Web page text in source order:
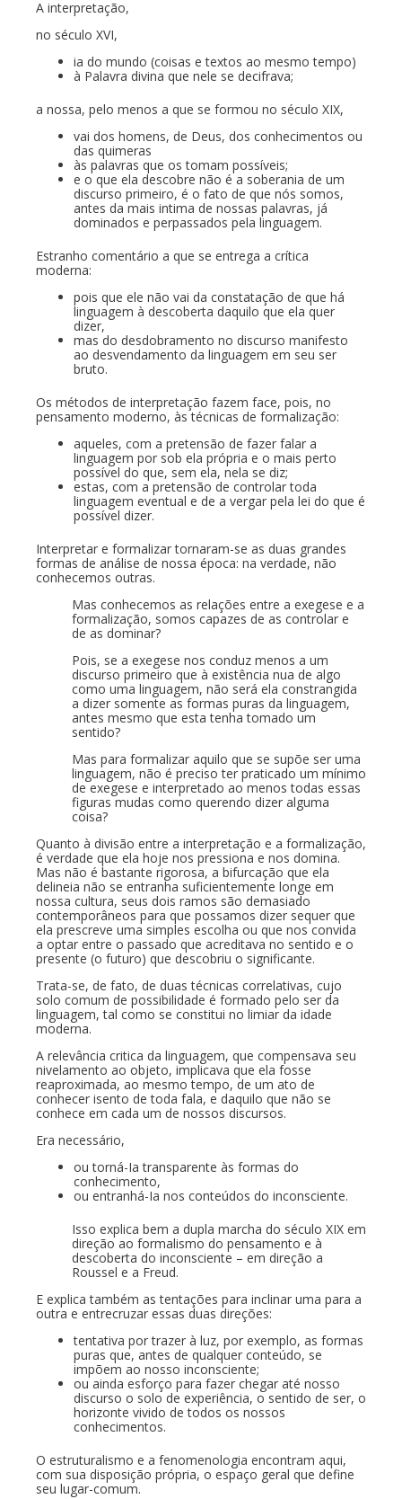
A interpretação,
no século XVI,
ia do mundo (coisas e textos ao mesmo tempo)
à Palavra divina que nele se decifrava;
a nossa, pelo menos a que se formou no século XIX,
vai dos homens, de Deus, dos conhecimentos ou
das quimeras
às palavras que os tomam possíveis;
e o que ela descobre não é a soberania de um
discurso primeiro, é o fato de que nós somos,
antes da mais intima de nossas palavras, já
dominados e perpassados pela linguagem.
Estranho comentário a que se entrega a crítica
moderna:
pois que ele não vai da constatação de que há
linguagem à descoberta daquilo que ela quer
dizer,
mas do desdobramento no discurso manifesto
ao desvendamento da linguagem em seu ser
bruto.
Os métodos de interpretação fazem face, pois, no
pensamento moderno, às técnicas de formalização:
aqueles, com a pretensão de fazer falar a
linguagem por sob ela própria e o mais perto
possível do que, sem ela, nela se diz;
estas, com a pretensão de controlar toda
linguagem eventual e de a vergar pela lei do que é
possível dizer.
Interpretar e formalizar tornaram-se as duas grandes
formas de análise de nossa época: na verdade, não
conhecemos outras.
Mas conhecemos as relações entre a exegese e a
formalização, somos capazes de as controlar e
de as dominar?
Pois, se a exegese nos conduz menos a um
discurso primeiro que à existência nua de algo
como uma linguagem, não será ela constrangida
a dizer somente as formas puras da linguagem,
antes mesmo que esta tenha tomado um
sentido?
Mas para formalizar aquilo que se supõe ser uma
linguagem, não é preciso ter praticado um mínimo
de exegese e interpretado ao menos todas essas
figuras mudas como querendo dizer alguma
coisa?
Quanto à divisão entre a interpretação e a formalização,
é verdade que ela hoje nos pressiona e nos domina.
Mas não é bastante rigorosa, a bifurcação que ela
delineia não se entranha suficientemente longe em
nossa cultura, seus dois ramos são demasiado
contemporâneos para que possamos dizer sequer que
ela prescreve uma simples escolha ou que nos convida
a optar entre o passado que acreditava no sentido e o
presente (o futuro) que descobriu o significante.
Trata-se, de fato, de duas técnicas correlativas, cujo
solo comum de possibilidade é formado pelo ser da
linguagem, tal como se constitui no limiar da idade
moderna.
A relevância critica da linguagem, que compensava seu
nivelamento ao objeto, implicava que ela fosse
reaproximada, ao mesmo tempo, de um ato de
conhecer isento de toda fala, e daquilo que não se
conhece em cada um de nossos discursos.
Era necessário,
ou torná-Ia transparente às formas do
conhecimento,
ou entranhá-Ia nos conteúdos do inconsciente.
Isso explica bem a dupla marcha do século XIX em
direção ao formalismo do pensamento e à
descoberta do inconsciente – em direção a
Roussel e a Freud.
E explica também as tentações para inclinar uma para a
outra e entrecruzar essas duas direções:
tentativa por trazer à luz, por exemplo, as formas
puras que, antes de qualquer conteúdo, se
impõem ao nosso inconsciente;
ou ainda esforço para fazer chegar até nosso
discurso o solo de experiência, o sentido de ser, o
horizonte vivido de todos os nossos
conhecimentos.
O estruturalismo e a fenomenologia encontram aqui,
com sua disposição própria, o espaço geral que define
seu lugar-comum.